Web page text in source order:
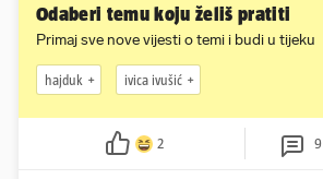
Odaberi temu koju želiš pratiti
Primaj sve nove vijesti o temi i budi u tijeku
hajduk ivica ivušić
2 9